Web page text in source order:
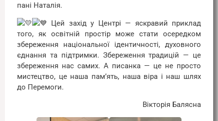
пані Наталія.
Цей захід у Центрі — яскравий приклад
того, як освітній простір може стати осередком
збереження національної ідентичності, духовного
єднання та підтримки. Збереження традицій — це
збереження нас самих. А писанка — це не просто
мистецтво, це наша пам’ять, наша віра і наш шлях
до Перемоги.
Вікторія Балясна